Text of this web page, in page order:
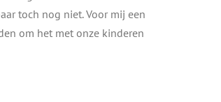
toch nog niet. Voor mij een
om het met onze kinderen